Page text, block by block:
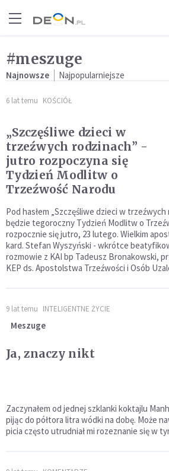
#meszuge
Najnowsze Najpopularniejsze
6 lat temu KOŚCIÓŁ
„Szczęśliwe dzieci w
trzeźwych rodzinach” -
jutro rozpoczyna się
Tydzień Modlitw o
Trzeźwość Narodu
Pod hasłem „Szczęśliwe dzieci w
będzie tegoroczny Tydzień Modlitw o
rozpocznie się jutro, 23 lutego. Wielkim
kard. Stefan Wyszyński - wkrótce
rozmowie z KAI bp Tadeusz Bronakowski,
KEP ds. Apostolstwa Trzeźwości i Osób
9 lat temu INTELIGENTNE ŻYCIE
Meszuge
Ja, znaczy nikt
Zaczynałem od jednej szklanki koktajlu
pijąc do półtora litra wódki na dobę. Może
picia często utrudniał mi rozeznanie się w